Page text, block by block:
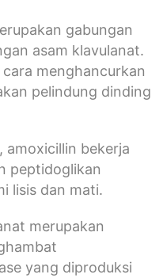
gabungan
asam klavulanat.
menghancurkan
pelindung dinding
amoxicillin bekerja
peptidoglikan
lisis dan mati.
merupakan
yang diproduksi